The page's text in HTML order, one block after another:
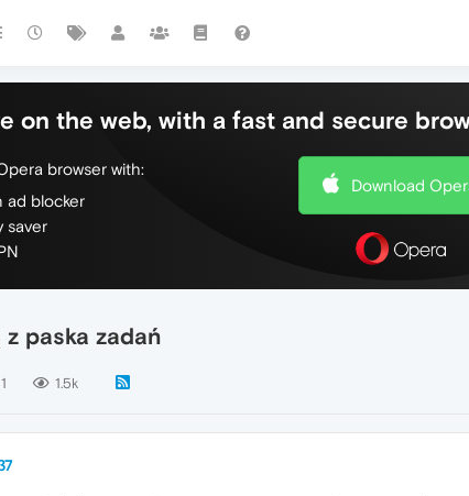
on the web, with a fast and secure
browser with:
ad blocker
saver
Download
paska zadań
1 1.5k